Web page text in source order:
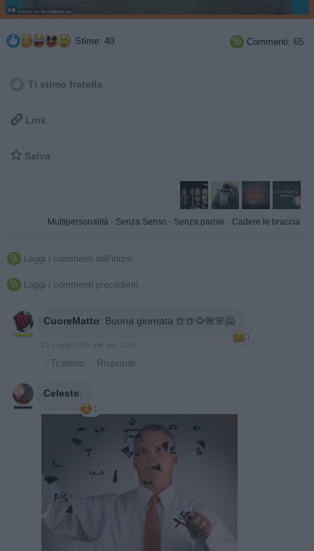
Stime: 40  Commenti: 65
Ti stimo fratella
 Link
 Salva
Multipersonalità · Senza Senso · Senza parole · Cadere le braccia
 Leggi i commenti dall'inizio...
 Leggi i commenti precedenti...
CuoreMatto: Buona giornata 🍺🍺🌻🌺🌸🤗
1
· Ti stimo · Rispondi
Celeste:
1